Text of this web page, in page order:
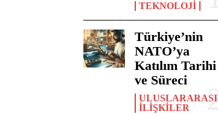
TEKNOLOJI
Türkiye’nin
NATO’ya
Katılım Tarihi
ve Süreci
ULUSLARARASI
İLIŞKILER